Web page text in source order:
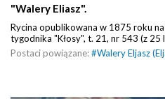
"Walery Eliasz".
Rycina opublikowana w 1875 roku
tygodnika "Kłosy", t. 21, nr 543 (z 25
Postaci powiązane:#Walery Eljasz